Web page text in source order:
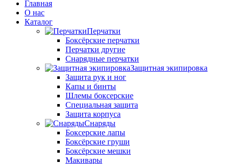
Главная
О нас
Каталог
Перчатки
Боксёрские перчатки
Перчатки другие
Снарядные перчатки
Защитная экипировка
Защита рук и ног
Капы и бинты
Шлемы боксерские
Специальная защита
Защита корпуса
Снаряды
Боксерские лапы
Боксёрские груши
Боксёрские мешки
Макивары